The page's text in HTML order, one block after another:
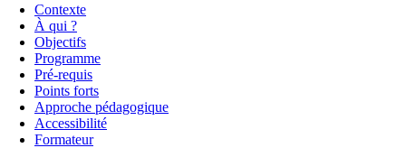
Contexte
À qui ?
Objectifs
Programme
Pré-requis
Points forts
Approche pédagogique
Accessibilité
Formateur